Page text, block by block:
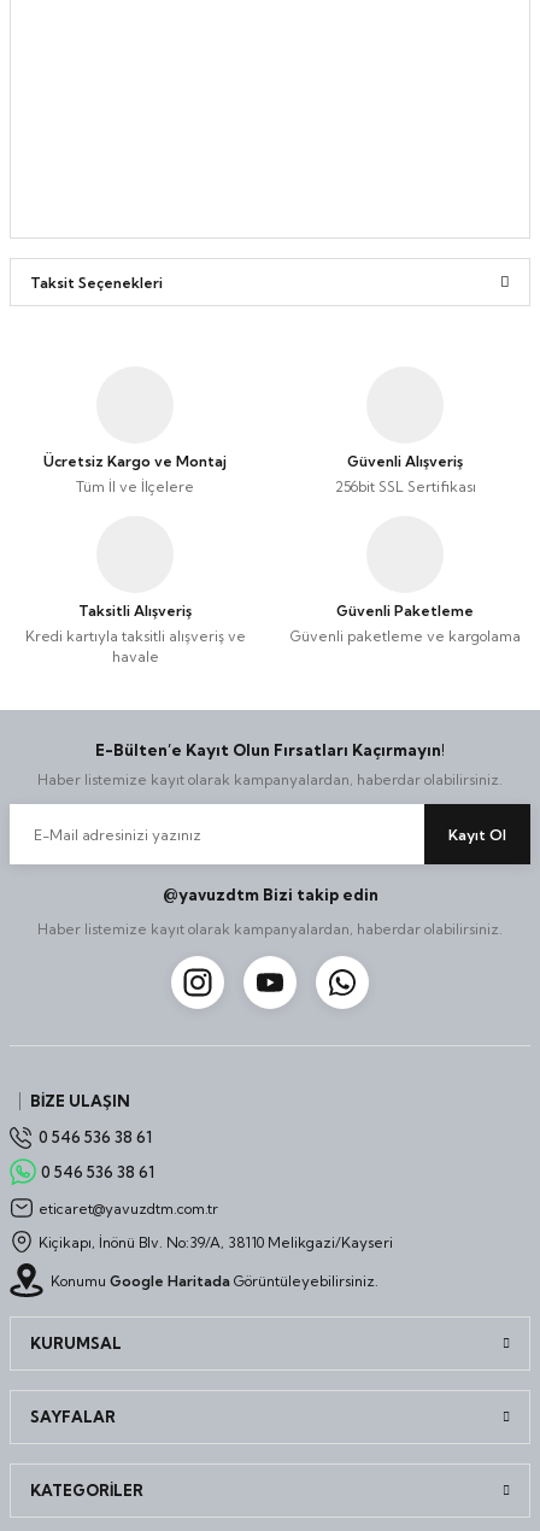
Taksit Seçenekleri
Ücretsiz Kargo ve Montaj
Tüm İl ve İlçelere
Güvenli Alışveriş
256bit SSL Sertifikası
Taksitli Alışveriş
Kredi kartıyla taksitli alışveriş ve
havale
Güvenli Paketleme
Güvenli paketleme ve kargolama
E-Bülten’e Kayıt Olun Fırsatları Kaçırmayın!
Haber listemize kayıt olarak kampanyalardan, haberdar olabilirsiniz.
Kayıt Ol
@yavuzdtm Bizi takip edin
Haber listemize kayıt olarak kampanyalardan, haberdar olabilirsiniz.
BİZE ULAŞIN
0 546 536 38 61
0 546 536 38 61
eticaret@yavuzdtm.com.tr
Kiçikapı, İnönü Blv. No:39/A, 38110 Melikgazi/Kayseri
Konumu Google Haritada Görüntüleyebilirsiniz.
KURUMSAL
SAYFALAR
KATEGORİLER